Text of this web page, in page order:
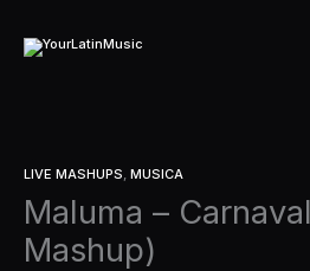
contenido
LIVE MASHUPS, MUSICA
Maluma –
Mashup)